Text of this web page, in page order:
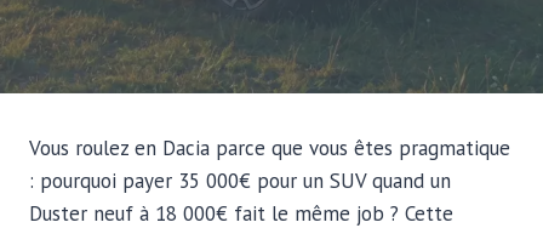
Vous roulez en Dacia parce que vous êtes pragmatique
: pourquoi payer 35 000€ pour un SUV quand un
Duster neuf à 18 000€ fait le même job ? Cette